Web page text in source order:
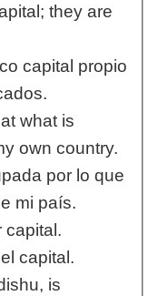
they are
capital propio
what is
own country.
por lo que
mi país.
capital.
capital.
is